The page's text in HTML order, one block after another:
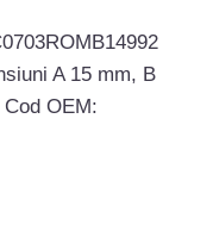
A 15 mm, B
OEM: